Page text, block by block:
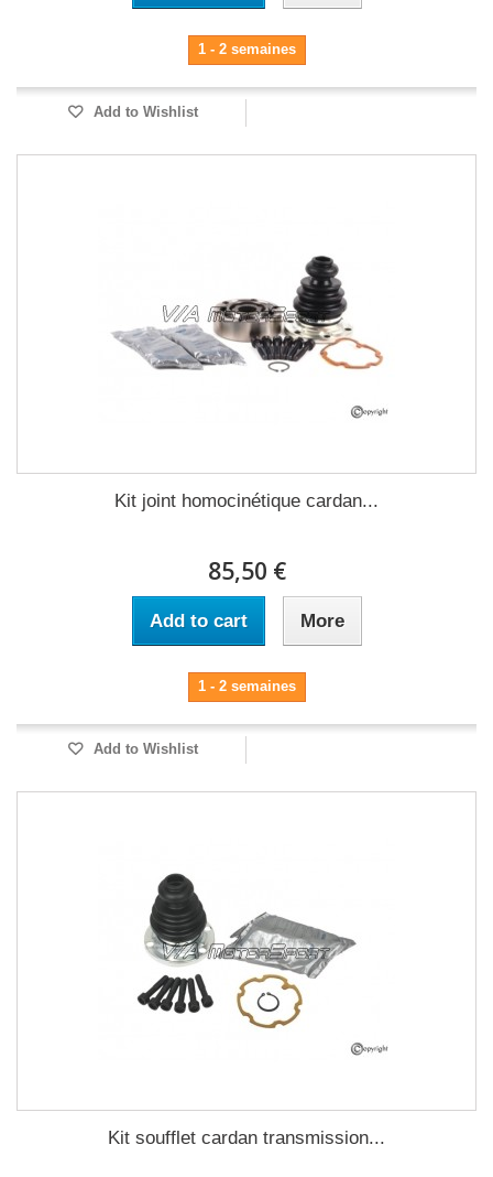
1 - 2 semaines
Add to Wishlist
Kit joint homocinétique cardan...
85,50 €
Add to cart More
1 - 2 semaines
Add to Wishlist
Kit soufflet cardan transmission...